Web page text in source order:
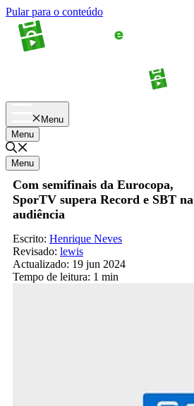
Pular para o conteúdo
Menu
Menu
Menu
Com semifinais da Eurocopa,
SporTV supera Record e SBT na
audiência
Escrito: Henrique Neves
Revisado: lewis
Actualizado: 19 jun 2024
Tempo de leitura: 1 min